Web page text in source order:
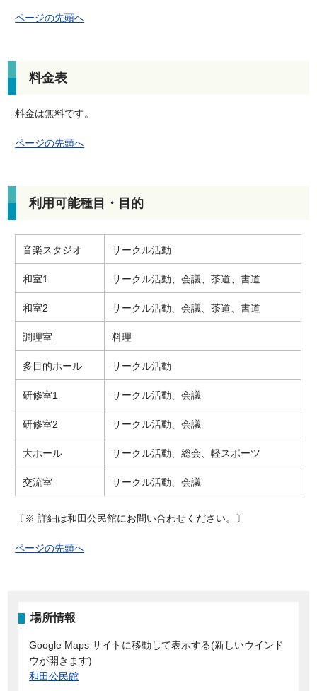
ページの先頭へ
料金表
料金は無料です。
ページの先頭へ
利用可能種目・目的
音楽スタジオ サークル活動
和室1 サークル活動、会議、茶道、書道
和室2 サークル活動、会議、茶道、書道
調理室 料理
多目的ホール サークル活動
研修室1 サークル活動、会議
研修室2 サークル活動、会議
大ホール サークル活動、総会、軽スポーツ
交流室 サークル活動、会議
〔※ 詳細は和田公民館にお問い合わせください。〕
ページの先頭へ
場所情報
Google Maps サイトに移動して表示する(新しいウインド
ウが開きます)
和田公民館